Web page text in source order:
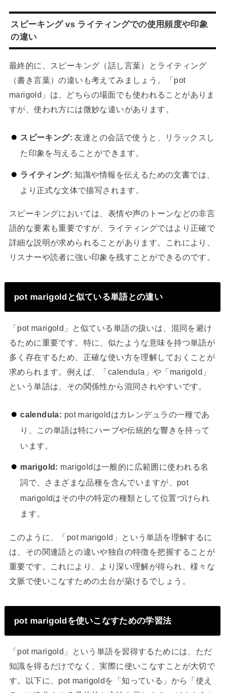
スピーキング vs ライティングでの使用頻度や印象
の違い
最終的に、スピーキング（話し言葉）とライティング
（書き言葉）の違いも考えてみましょう。「pot
marigold」は、どちらの場面でも使われることがありま
すが、使われ方には微妙な違いがあります。
スピーキング: 友達との会話で使うと、リラックスし
た印象を与えることができます。
ライティング: 知識や情報を伝えるための文書では、
より正式な文体で描写されます。
スピーキングにおいては、表情や声のトーンなどの非言
語的な要素も重要ですが、ライティングではより正確で
詳細な説明が求められることがあります。これにより、
リスナーや読者に強い印象を残すことができるのです。
pot marigoldと似ている単語との違い
「pot marigold」と似ている単語の扱いは、混同を避け
るために重要です。特に、似たような意味を持つ単語が
多く存在するため、正確な使い方を理解しておくことが
求められます。例えば、「calendula」や「marigold」
という単語は、その関係性から混同されやすいです。
calendula: pot marigoldはカレンデュラの一種であ
り、この単語は特にハーブや伝統的な響きを持って
います。
marigold: marigoldは一般的に広範囲に使われる名
詞で、さまざまな品種を含んでいますが、pot
marigoldはその中の特定の種類として位置づけられ
ます。
このように、「pot marigold」という単語を理解するに
は、その関連語との違いや独自の特徴を把握することが
重要です。これにより、より深い理解が得られ、様々な
文脈で使いこなすための土台が築けるでしょう。
pot marigoldを使いこなすための学習法
「pot marigold」という単語を習得するためには、ただ
知識を得るだけでなく、実際に使いこなすことが大切で
す。以下に、pot marigoldを「知っている」から「使え